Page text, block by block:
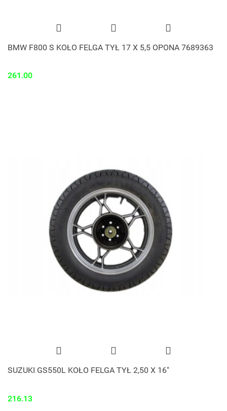
BMW F800 S KOŁO FELGA TYŁ 17 X 5,5 OPONA 7689363
261.00
SUZUKI GS550L KOŁO FELGA TYŁ 2,50 X 16"
216.13